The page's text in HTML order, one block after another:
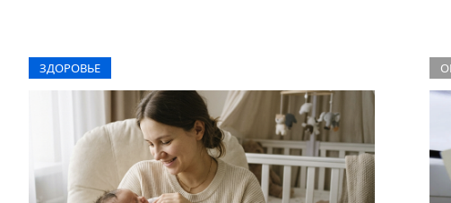
ЗДОРОВЬЕ